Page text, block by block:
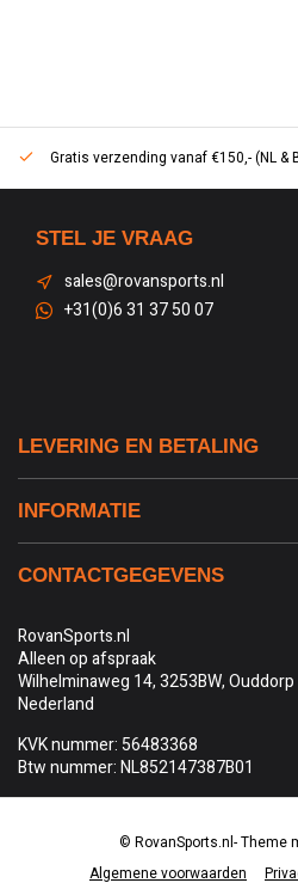
Gratis verzending vanaf €150,- (NL &
STEL JE VRAAG
sales@rovansports.nl
+31(0)6 31 37 50 07
LEVERING EN BETALING
INFORMATIE
CONTACTGEGEVENS
RovanSports.nl
Alleen op afspraak
Wilhelminaweg 14, 3253BW, Ouddorp
Nederland
KVK nummer: 56483368
Btw nummer: NL852147387B01
Algemene voorwaarden
© RovanSports.nl- Theme